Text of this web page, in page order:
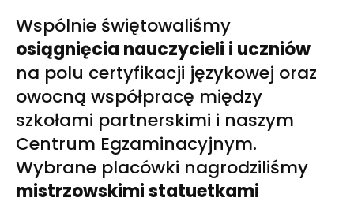
Wspólnie świętowaliśmy
osiągnięcia nauczycieli i uczniów
na polu certyfikacji językowej oraz
owocną współpracę między
szkołami partnerskimi i naszym
Centrum Egzaminacyjnym.
Wybrane placówki nagrodziliśmy
mistrzowskimi statuetkami